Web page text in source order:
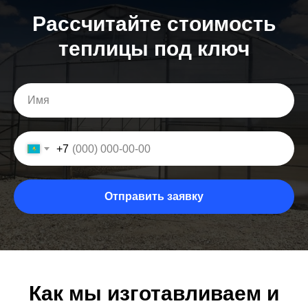
Расcчитайте стоимость
теплицы под ключ
+7
Отправить заявку
Как мы изготавливаем и